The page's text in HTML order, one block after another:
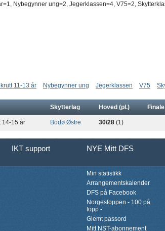
Nybegynner ung=2, Jegerklassen=4, V75=2,
11-13 år Nybegynner ung Jegerklassen V75
Skytterlag Hoved (pl.)
14-15 år Bodø Østre 30/28 (1)
IKT support NYE Mitt DFS
Min statistikk
Arrangementskalender
DFS på Facebook
Norgestoppen - 100 på
topp -
Glemt passord
Mitt NST-abonnement